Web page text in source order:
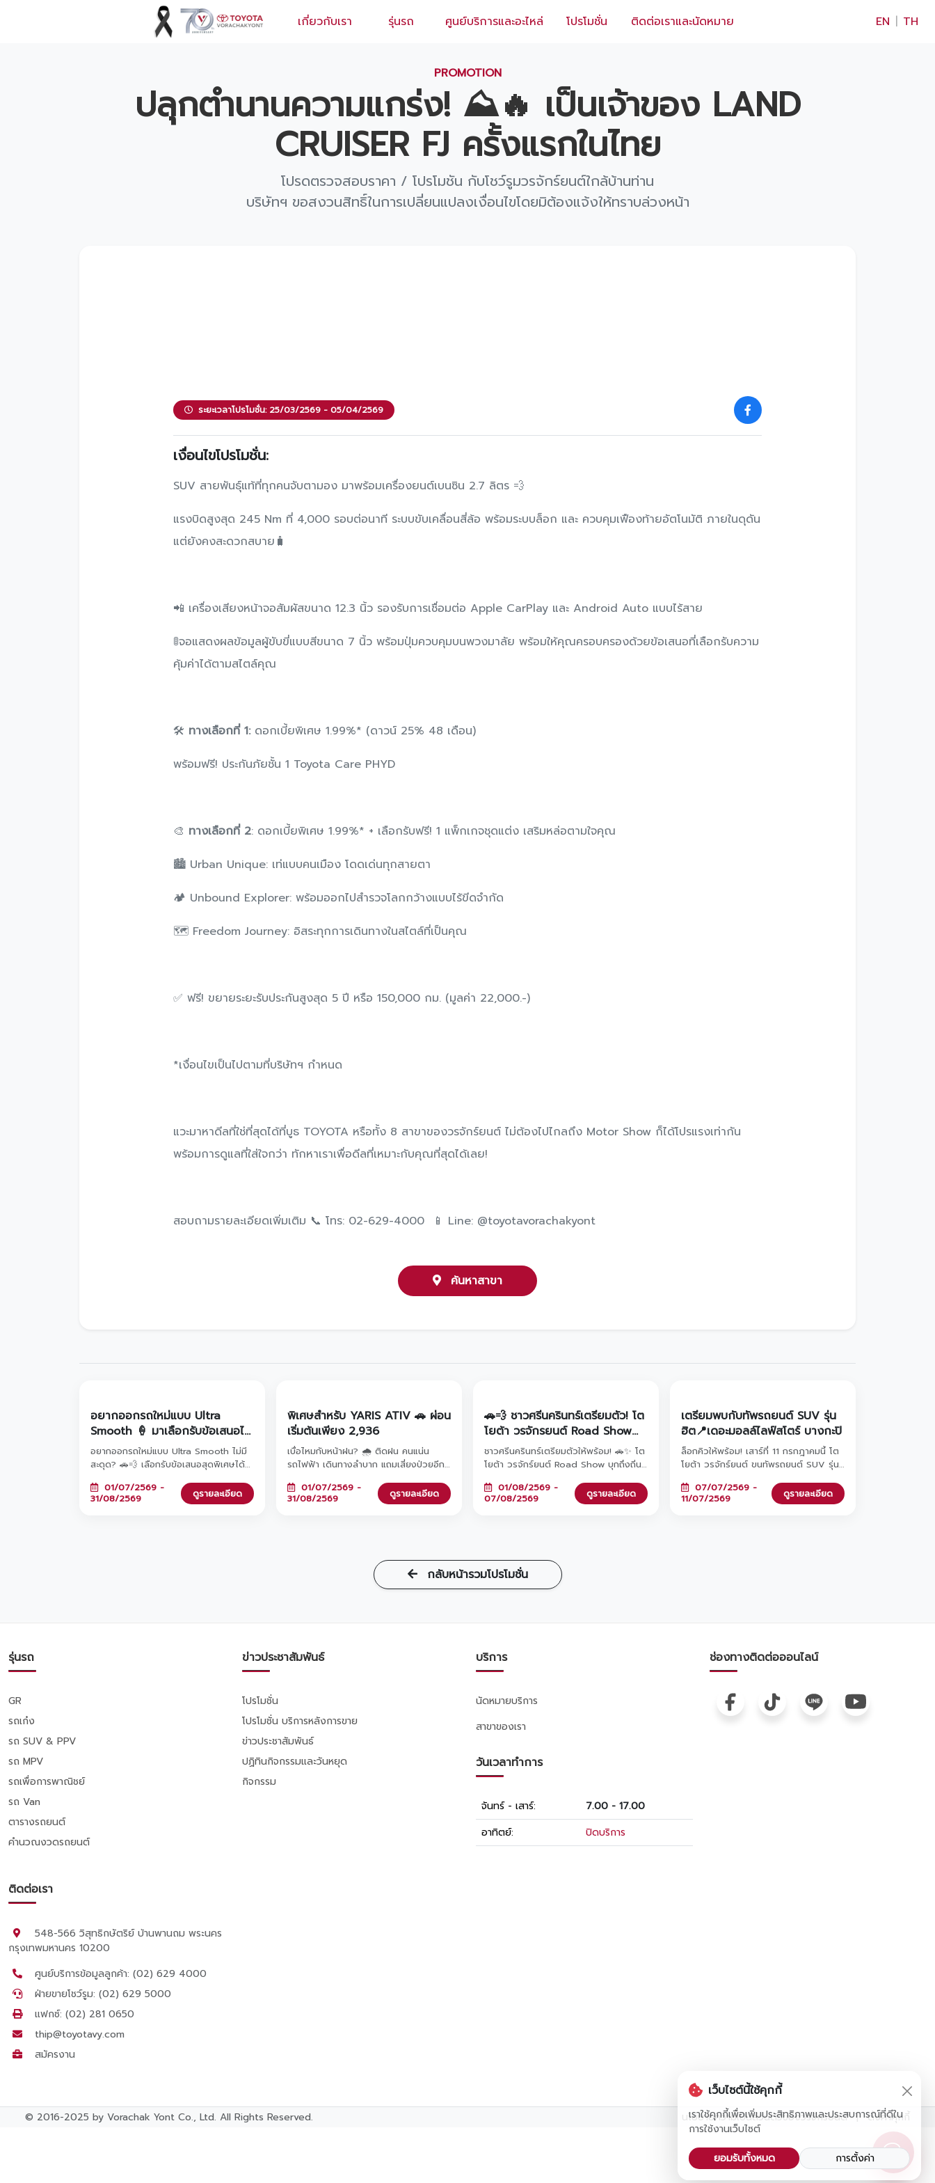
EN ×
เกี่ยวกับเรา รุ่นรถ ศูนย์บริการและอะไหล่ โปรโมชั่น ติดต่อเราและนัดหมาย EN | TH
เว็บไซต์นี้ใช้คุกกี้
เราใช้คุกกี้เพื่อเพิ่มประสิทธิภาพและประสบการณ์ที่ดีใน
การใช้งานเว็บไซต์
ยอมรับทั้งหมด
การตั้งค่า
PROMOTION
ปลุกตำนานความแกร่ง! ⛰️🔥 เป็นเจ้าของ LAND
CRUISER FJ ครั้งแรกในไทย
โปรดตรวจสอบราคา / โปรโมชัน กับโชว์รูมวรจักร์ยนต์ใกล้บ้านท่าน
บริษัทฯ ขอสงวนสิทธิ์ในการเปลี่ยนแปลงเงื่อนไขโดยมิต้องแจ้งให้ทราบล่วงหน้า
ระยะเวลาโปรโมชั่น: 25/03/2569 - 05/04/2569
เงื่อนไขโปรโมชั่น:
SUV สายพันธุ์แท้ที่ทุกคนจับตามอง มาพร้อมเครื่องยนต์เบนซิน 2.7 ลิตร 💨
แรงบิดสูงสุด 245 Nm ที่ 4,000 รอบต่อนาที ระบบขับเคลื่อนสี่ล้อ พร้อมระบบล็อก และ ควบคุมเฟืองท้ายอัตโนมัติ ภายในดุดัน
แต่ยังคงสะดวกสบาย🧳
📲 เครื่องเสียงหน้าจอสัมผัสขนาด 12.3 นิ้ว รองรับการเชื่อมต่อ Apple CarPlay และ Android Auto แบบไร้สาย
🚦จอแสดงผลข้อมูลผู้ขับขี่แบบสีขนาด 7 นิ้ว พร้อมปุ่มควบคุมบนพวงมาลัย พร้อมให้คุณครอบครองด้วยข้อเสนอที่เลือกรับความ
คุ้มค่าได้ตามสไตล์คุณ
🛠️ ทางเลือกที่ 1:ดอกเบี้ยพิเศษ 1.99%* (ดาวน์ 25% 48 เดือน)
พร้อมฟรี! ประกันภัยชั้น 1 Toyota Care PHYD
🎨 ทางเลือกที่ 2: ดอกเบี้ยพิเศษ 1.99%* + เลือกรับฟรี! 1 แพ็กเกจชุดแต่ง เสริมหล่อตามใจคุณ
🏙️ Urban Unique: เท่แบบคนเมือง โดดเด่นทุกสายตา
🏕️ Unbound Explorer: พร้อมออกไปสำรวจโลกกว้างแบบไร้ขีดจำกัด
🗺️ Freedom Journey: อิสระทุกการเดินทางในสไตล์ที่เป็นคุณ
✅ ฟรี! ขยายระยะรับประกันสูงสุด 5 ปี หรือ 150,000 กม. (มูลค่า 22,000.-)
*เงื่อนไขเป็นไปตามที่บริษัทฯ กำหนด
แวะมาหาดีลที่ใช่ที่สุดได้ที่บูธ TOYOTA หรือทั้ง 8 สาขาของวรจักร์ยนต์ ไม่ต้องไปไกลถึง Motor Show ก็ได้โปรแรงเท่ากัน
พร้อมการดูแลที่ใส่ใจกว่า ทักหาเราเพื่อดีลที่เหมาะกับคุณที่สุดได้เลย!
สอบถามรายละเอียดเพิ่มเติม 📞 โทร: 02-629-4000 📱 Line: @toyotavorachakyont
ค้นหาสาขา
อยากออกรถใหม่แบบ Ultra
Smooth 🍦 มาเลือกรับข้อเสนอได้
เลยกับ โตโยต้าวรจักร์ยนต์
อยากออกรถใหม่แบบ Ultra Smooth ไม่มี
สะดุด? 🚗💨 เลือกรับข้อเสนอสุดพิเศษได้
เลือกที่ 1: ดอกเบี้ยพิเศษ 0%* หรือ ทาง
เลือกที่ 2: ผ่อนต่ำเริ่มต้นเพียง 2,936 บาท*
01/07/2569 -
31/08/2569
ดูรายละเอียด
พิเศษสำหรับ YARIS ATIV 🚗 ผ่อน
เริ่มต้นเพียง 2,936
เบื่อไหมกับหน้าฝน? 🌧️ ติดฝน คนแน่น
รถไฟฟ้า เดินทางลำบาก แถมเสี่ยงป่วยอีก!
ฤดู ด้วย YARIS ATIV รถคู่ใจผ่อนสบาย
เริ่มต้นเพียง 2,936 บาท/เดือน เท่านั้น!
01/07/2569 -
31/08/2569
ดูรายละเอียด
🚗💨 ชาวศรีนครินทร์เตรียมตัว! โต
โยต้า วรจักรยนต์ Road Show
มาหาถึงที่แล้ว! แวะมาชมรถยนต์โต
โยต้ารุ่นยอดฮิต พร้อมรับข้อเสนอ
ชาวศรีนครินทร์เตรียมตัวให้พร้อม! 🚗✨ โต
โยต้า วรจักร์ยนต์ Road Show บุกถึงถิ่น
พร้อมขนโปรโมชันสุดพิเศษมาให้คุณถึงที่
ลงทะเบียนล่วงหน้ารับเลยกระบอกน้ำสุดเท่
2569 นี้เท่านั้น 🎁
01/08/2569 -
07/08/2569
ดูรายละเอียด
เตรียมพบกับทัพรถยนต์ SUV รุ่น
ฮิต📍เดอะมอลล์ไลฟ์สโตร์ บางกะปิ
ล็อกคิวให้พร้อม! เสาร์ที่ 11 กรกฎาคมนี้ โต
โยต้า วรจักร์ยนต์ ขนทัพรถยนต์ SUV รุ่น
จัดเต็มข้อเสนอสุด Exclusive ทั้งส่วนลด
เงินดาวน์จัดหนัก หรือส่วนลดดอกเบี้ยสุด
07/07/2569 -
11/07/2569
ดูรายละเอียด
กลับหน้ารวมโปรโมชั่น
รุ่นรถ
GR
รถเก๋ง
รถ SUV & PPV
รถ MPV
รถเพื่อการพาณิชย์
รถ Van
ตารางรถยนต์
คำนวณงวดรถยนต์
ข่าวประชาสัมพันธ์
โปรโมชั่น
โปรโมชั่น บริการหลังการขาย
ข่าวประชาสัมพันธ์
ปฏิทินกิจกรรมและวันหยุด
กิจกรรม
บริการ
นัดหมายบริการ
สาขาของเรา
วันเวลาทำการ
จันทร์ - เสาร์:
7.00 - 17.00
อาทิตย์:
ปิดบริการ
ช่องทางติดต่อออนไลน์
ติดต่อเรา
548-566 วิสุทธิกษัตริย์ บ้านพานถม พระนคร
กรุงเทพมหานคร 10200
ศูนย์บริการข้อมูลลูกค้า: (02) 629 4000
ฝ่ายขายโชว์รูม: (02) 629 5000
แฟกซ์: (02) 281 0650
thip@toyotavy.com
สมัครงาน
© 2016-2025 by Vorachak Yont Co., Ltd. All Rights Reserved. นโยบายความเป็นส่วนตัวของวรจักร์ยนต์ | ตั้งค่าคุกกี้